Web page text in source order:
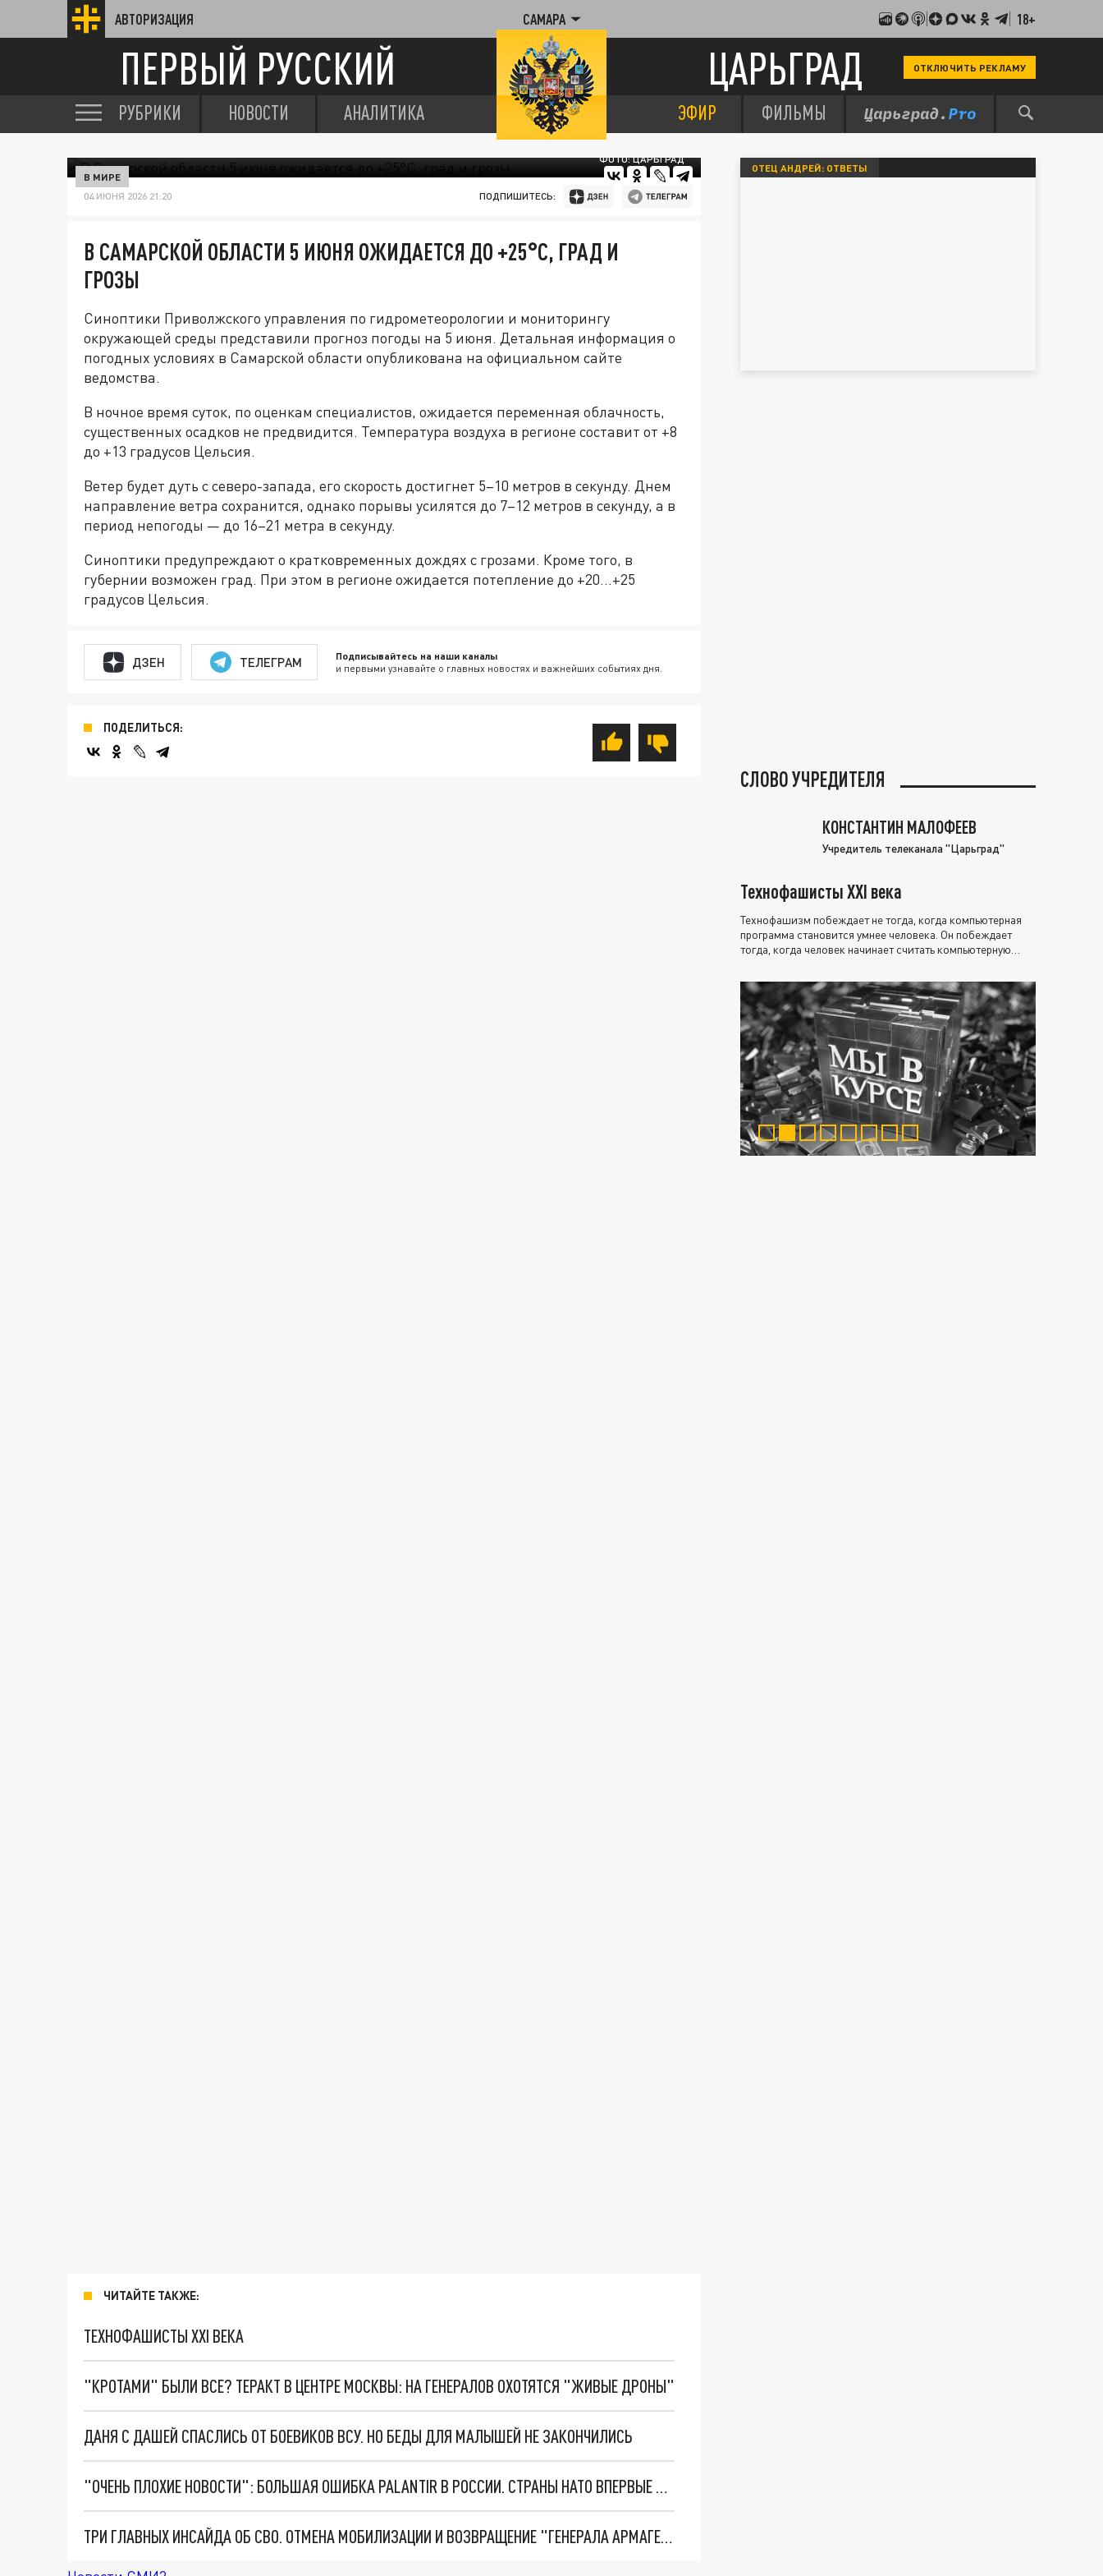
АВТОРИЗАЦИЯ САМАРА 18+
ПЕРВЫЙ РУССКИЙ ЦАРЬГРАД ОТКЛЮЧИТЬ РЕКЛАМУ
РУБРИКИ НОВОСТИ АНАЛИТИКА ЭФИР ФИЛЬМЫ
ФОТО: ЦАРЬГРАД
В МИРЕ
04 ИЮНЯ 2026 21:20 ПОДПИШИТЕСЬ:
В САМАРСКОЙ ОБЛАСТИ 5 ИЮНЯ ОЖИДАЕТСЯ ДО +25°C, ГРАД И
ГРОЗЫ
Синоптики Приволжского управления по гидрометеорологии и мониторингу
окружающей среды представили прогноз погоды на 5 июня. Детальная информация о
погодных условиях в Самарской области опубликована на официальном сайте
ведомства.
В ночное время суток, по оценкам специалистов, ожидается переменная облачность,
существенных осадков не предвидится. Температура воздуха в регионе составит от +8
до +13 градусов Цельсия.
Ветер будет дуть с северо-запада, его скорость достигнет 5–10 метров в секунду. Днем
направление ветра сохранится, однако порывы усилятся до 7–12 метров в секунду, а в
период непогоды — до 16–21 метра в секунду.
Синоптики предупреждают о кратковременных дождях с грозами. Кроме того, в
губернии возможен град. При этом в регионе ожидается потепление до +20…+25
градусов Цельсия.
ДЗЕН ТЕЛЕГРАМ Подписывайтесь на наши каналы
и первыми узнавайте о главных новостях и важнейших событиях дня.
ПОДЕЛИТЬСЯ:
ЧИТАЙТЕ ТАКЖЕ:
ТЕХНОФАШИСТЫ XXI ВЕКА
"КРОТАМИ" БЫЛИ ВСЕ? ТЕРАКТ В ЦЕНТРЕ МОСКВЫ: НА ГЕНЕРАЛОВ ОХОТЯТСЯ "ЖИВЫЕ ДРОНЫ"
ДАНЯ С ДАШЕЙ СПАСЛИСЬ ОТ БОЕВИКОВ ВСУ. НО БЕДЫ ДЛЯ МАЛЫШЕЙ НЕ ЗАКОНЧИЛИСЬ
"ОЧЕНЬ ПЛОХИЕ НОВОСТИ": БОЛЬШАЯ ОШИБКА PALANTIR В РОССИИ. СТРАНЫ НАТО ВПЕРВЫЕ ЗА СВО ОСТАНОВИЛИ ПОСТАВКИ ОРУЖИЯ. ВСУ ТЕРЯЮТ ПРИГРАНИЧЬЕ?
ТРИ ГЛАВНЫХ ИНСАЙДА ОБ СВО. ОТМЕНА МОБИЛИЗАЦИИ И ВОЗВРАЩЕНИЕ "ГЕНЕРАЛА АРМАГЕДДОНА"? ОТЛИЧНЫЕ НОВОСТИ, КОТОРЫЕ ЖДАЛИ ВСЕ
ОТЕЦ АНДРЕЙ: ОТВЕТЫ
СЛОВО УЧРЕДИТЕЛЯ
КОНСТАНТИН МАЛОФЕЕВ
Учредитель телеканала "Царьград"
Технофашисты XXI века
Технофашизм побеждает не тогда, когда компьютерная
программа становится умнее человека. Он побеждает
тогда, когда человек начинает считать компьютерную